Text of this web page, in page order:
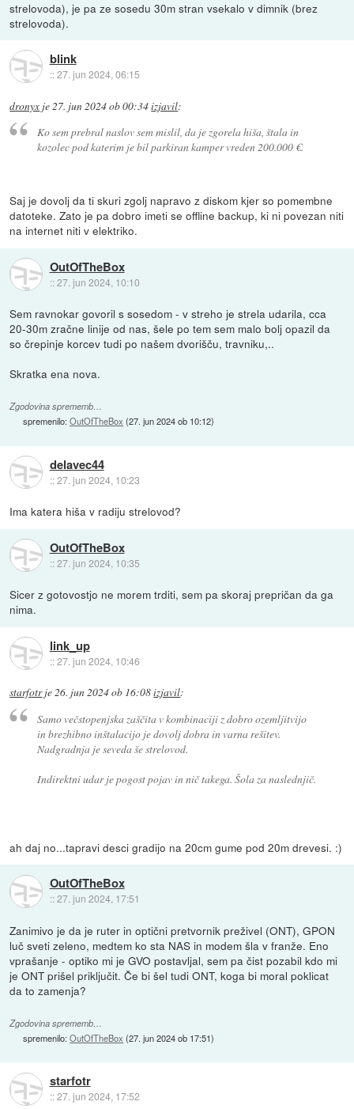
strelovoda), je pa ze sosedu 30m stran vsekalo v dimnik (brez
strelovoda).
blink
::27. jun 2024, 06:15
dronyx je27. jun 2024 ob 00:34izjavil:
Ko sem prebral naslov sem mislil, da je zgorela hiša, štala in
kozolec pod katerim je bil parkiran kamper vreden 200.000 €.
Saj je dovolj da ti skuri zgolj napravo z diskom kjer so pomembne
datoteke. Zato je pa dobro imeti se offline backup, ki ni povezan niti
na internet niti v elektriko.
OutOfTheBox
::27. jun 2024, 10:10
Sem ravnokar govoril s sosedom - v streho je strela udarila, cca
20-30m zračne linije od nas, šele po tem sem malo bolj opazil da
so črepinje korcev tudi po našem dvorišču, travniku,..
Skratka ena nova.
Zgodovina sprememb…
spremenilo:OutOfTheBox (27. jun 2024 ob 10:12)
delavec44
::27. jun 2024, 10:23
Ima katera hiša v radiju strelovod?
OutOfTheBox
::27. jun 2024, 10:35
Sicer z gotovostjo ne morem trditi, sem pa skoraj prepričan da ga
nima.
link_up
::27. jun 2024, 10:46
starfotrje26. jun 2024 ob 16:08izjavil:
Samo večstopenjska zaščita v kombinaciji z dobro ozemljitvijo
in brezhibno inštalacijo je dovolj dobra in varna rešitev.
Nadgradnja je seveda še strelovod.
Indirektni udar je pogost pojav in nič takega. Šola za naslednjič.
ah daj no...tapravi desci gradijo na 20cm gume pod 20m drevesi. :)
OutOfTheBox
::27. jun 2024, 17:51
Zanimivo je da je ruter in optični pretvornik preživel (ONT), GPON
luč sveti zeleno, medtem ko sta NAS in modem šla v franže. Eno
vprašanje - optiko mi je GVO postavljal, sem pa čist pozabil kdo mi
je ONT prišel priključit. Če bi šel tudi ONT, koga bi moral poklicat
da to zamenja?
Zgodovina sprememb…
spremenilo:OutOfTheBox (27. jun 2024 ob 17:51)
starfotr
::27. jun 2024, 17:52